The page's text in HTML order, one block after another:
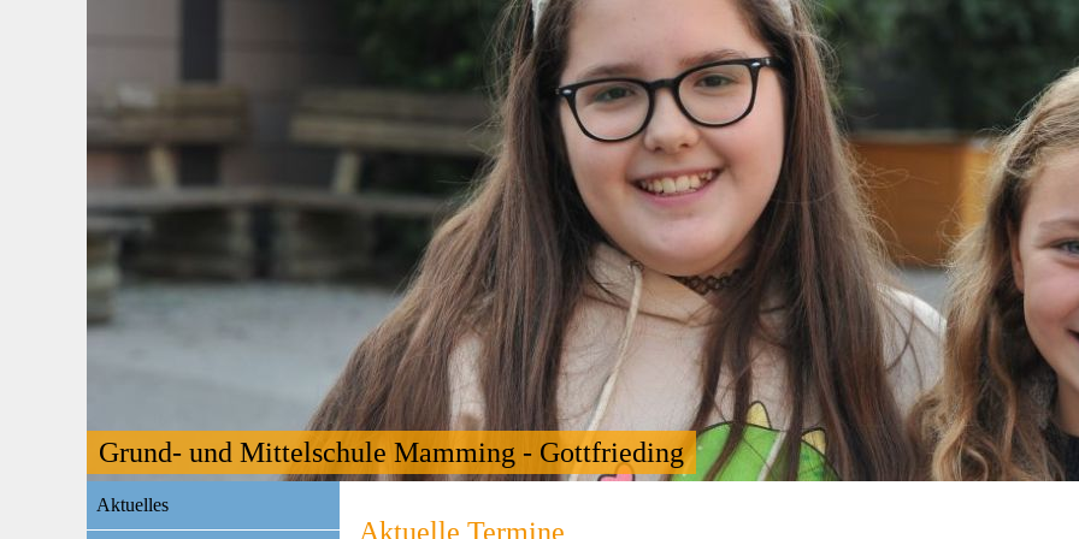
Grund- und Mittelschule Mamming - Gottfrieding
Aktuelle Termine
Navigation
Aktuelles